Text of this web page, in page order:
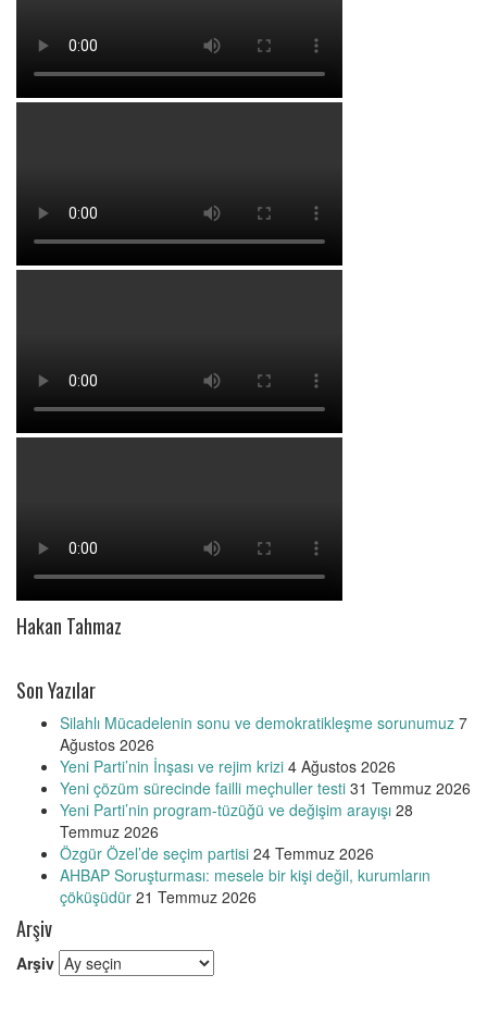
Hakan Tahmaz
Son Yazılar
Silahlı Mücadelenin sonu ve demokratikleşme sorunumuz 7
Ağustos 2026
Yeni Parti’nin İnşası ve rejim krizi 4 Ağustos 2026
Yeni çözüm sürecinde failli meçhuller testi 31 Temmuz 2026
Yeni Parti’nin program-tüzüğü ve değişim arayışı 28
Temmuz 2026
Özgür Özel’de seçim partisi 24 Temmuz 2026
AHBAP Soruşturması: mesele bir kişi değil, kurumların
çöküşüdür 21 Temmuz 2026
Arşiv
Arşiv